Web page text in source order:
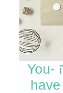
כרטיס ברכה -You